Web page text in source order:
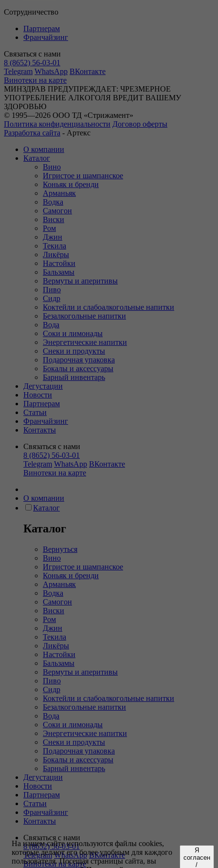
Сотрудничество
Партнерам
Франчайзинг
Связаться с нами
8 (8652) 56-03-01
Telegram WhatsApp ВКонтакте
Винотеки на карте
МИНЗДРАВ ПРЕДУПРЕЖДАЕТ: ЧРЕЗМЕРНОЕ
УПОТРЕБЛЕНИЕ АЛКОГОЛЯ ВРЕДИТ ВАШЕМУ
ЗДОРОВЬЮ
© 1995—2026 ООО ТД «Стрижамент»
Политика конфиденциальности Договор оферты
Разработка сайта - Артекс
О компании
Каталог
Вино
Игристое и шампанское
Коньяк и бренди
Арманьяк
Водка
Самогон
Виски
Ром
Джин
Текила
Ликёры
Настойки
Бальзамы
Вермуты и аперитивы
Пиво
Сидр
Коктейли и слабоалкогольные напитки
Безалкогольные напитки
Вода
Соки и лимонады
Энергетические напитки
Снеки и продукты
Подарочная упаковка
Бокалы и аксессуары
Барный инвентарь
Дегустации
Новости
Партнерам
Статьи
Франчайзинг
Контакты
Связаться с нами
8 (8652) 56-03-01
Telegram WhatsApp ВКонтакте
Винотеки на карте
О компании
Каталог
Каталог
Вернуться
Вино
Игристое и шампанское
Коньяк и бренди
Арманьяк
Водка
Самогон
Виски
Ром
Джин
Текила
Ликёры
Настойки
Бальзамы
Вермуты и аперитивы
Пиво
Сидр
Коктейли и слабоалкогольные напитки
Безалкогольные напитки
Вода
Соки и лимонады
Энергетические напитки
Снеки и продукты
Подарочная упаковка
Бокалы и аксессуары
Барный инвентарь
Дегустации
Новости
Партнерам
Статьи
Франчайзинг
Контакты
Связаться с нами
8 (8652) 56-03-01
Telegram WhatsApp ВКонтакте
Винотеки на карте
На нашем сайте используются файлы cookies,
которые делают его более удобным для каждого
пользователя. Посещая страницы сайта, вы
Я
согласен
/